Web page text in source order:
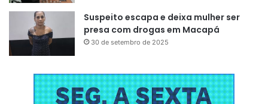
Suspeito escapa e deixa mulher ser
presa com drogas em Macapá
30 de setembro de 2025